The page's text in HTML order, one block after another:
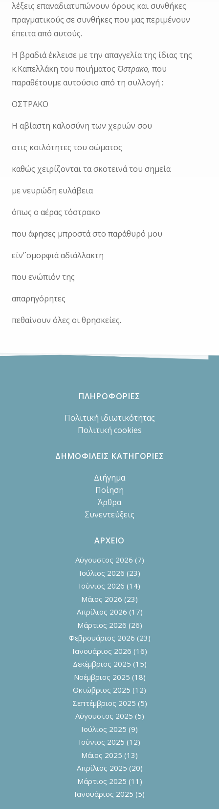
λέξεις επαναδιατυπώνουν όρους και συνθήκες
πραγματικούς σε συνθήκες που μας περιμένουν
έπειτα από αυτούς.
Η βραδιά έκλεισε με την απαγγελία της ίδιας της
κ.Καπελλάκη του ποιήματος Όστρακο, που
παραθέτουμε αυτούσιο από τη συλλογή :
ΟΣΤΡΑΚΟ
Η αβίαστη καλοσύνη των χεριών σου
στις κοιλότητες του σώματος
καθώς χειρίζονται τα σκοτεινά του σημεία
με νευρώδη ευλάβεια
όπως ο αέρας τ΄όστρακο
που άφησες μπροστά στο παράθυρό μου
είν΄΄’ ομορφιά αδιάλλακτη
που ενώπιόν της
απαρηγόρητες
πεθαίνουν όλες οι θρησκείες.
ΠΛΗΡΟΦΟΡΙΕΣ
Πολιτική ιδιωτικότητας
Πολιτική cookies
ΔΗΜΟΦΙΛΕΙΣ ΚΑΤΗΓΟΡΙΕΣ
Διήγημα
Ποίηση
Άρθρα
Συνεντεύξεις
ΑΡΧΕΙΟ
Αύγουστος 2026 (7)
Ιούλιος 2026 (23)
Ιούνιος 2026 (14)
Μάιος 2026 (23)
Απρίλιος 2026 (17)
Μάρτιος 2026 (26)
Φεβρουάριος 2026 (23)
Ιανουάριος 2026 (16)
Δεκέμβριος 2025 (15)
Νοέμβριος 2025 (18)
Οκτώβριος 2025 (12)
Σεπτέμβριος 2025 (5)
Αύγουστος 2025 (5)
Ιούλιος 2025 (9)
Ιούνιος 2025 (12)
Μάιος 2025 (13)
Απρίλιος 2025 (20)
Μάρτιος 2025 (11)
Ιανουάριος 2025 (5)